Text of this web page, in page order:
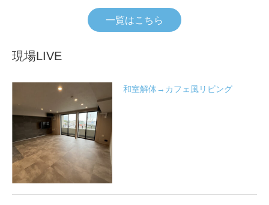
一覧はこちら
現場LIVE
和室解体→カフェ風リビング